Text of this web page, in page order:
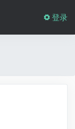
登录